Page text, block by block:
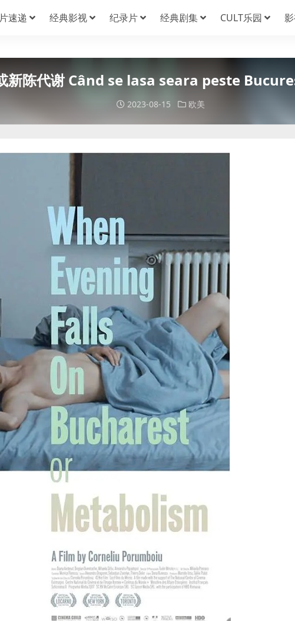
速递 经典影视 纪录片 经典剧集 CULT乐园
新陈代谢 Când se lasa seara peste
2023-08-15 欧美